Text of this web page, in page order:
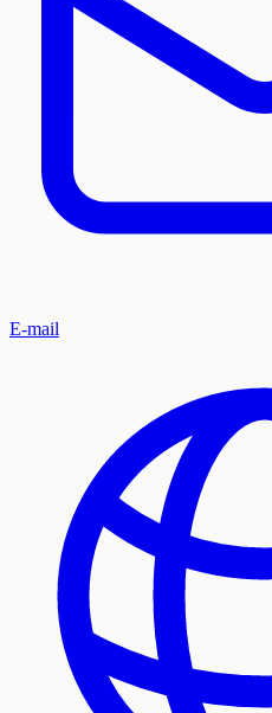
E-mail